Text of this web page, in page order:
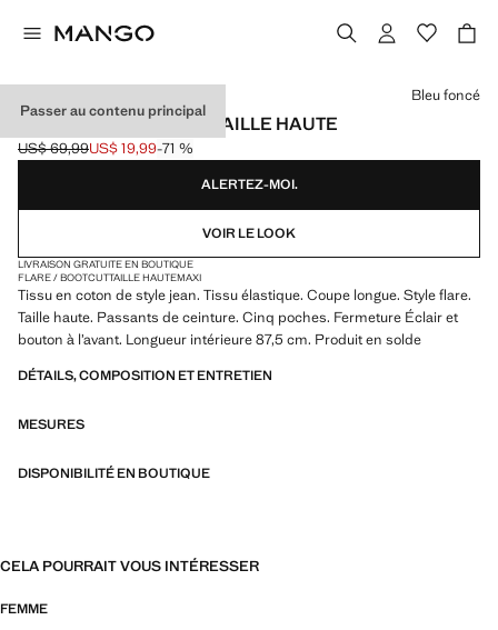
Passer au contenu principal
JEAN VIOLETA FLARE TAILLE HAUTE
Prix initial barré [US$ 69,99 ]
US$ 69,99
Prix actuel [US$ 19,99 ]
US$ 19,99-71 %
Choisissez une couleur
Bleu foncé
ALERTEZ-MOI.
VOIR LE LOOK
LIVRAISON GRATUITE EN BOUTIQUE
FLARE / BOOTCUTTAILLE HAUTEMAXI
Tissu en coton de style jean. Tissu élastique. Coupe longue. Style flare.
Taille haute. Passants de ceinture. Cinq poches. Fermeture Éclair et
bouton à l’avant. Longueur intérieure 87,5 cm. Produit en solde
DÉTAILS, COMPOSITION ET ENTRETIEN
MESURES
DISPONIBILITÉ EN BOUTIQUE
CELA POURRAIT VOUS INTÉRESSER
FEMME